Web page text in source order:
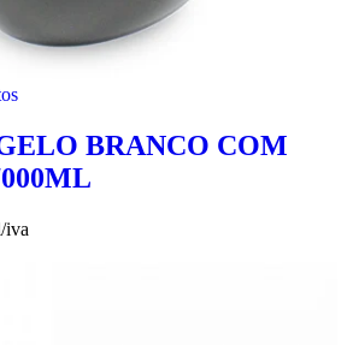
BRANCO COM
iva